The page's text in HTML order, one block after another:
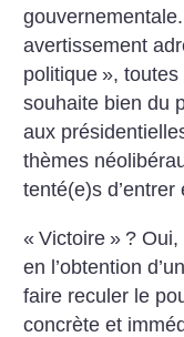
avertissement
politique »,
souhaite bien du
aux
thèmes
tenté(e)s d’entrer
« Victoire » ?
en l’obtention
faire reculer le
concrète et